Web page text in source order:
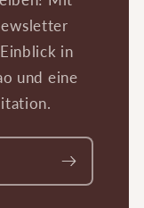
in
und eine